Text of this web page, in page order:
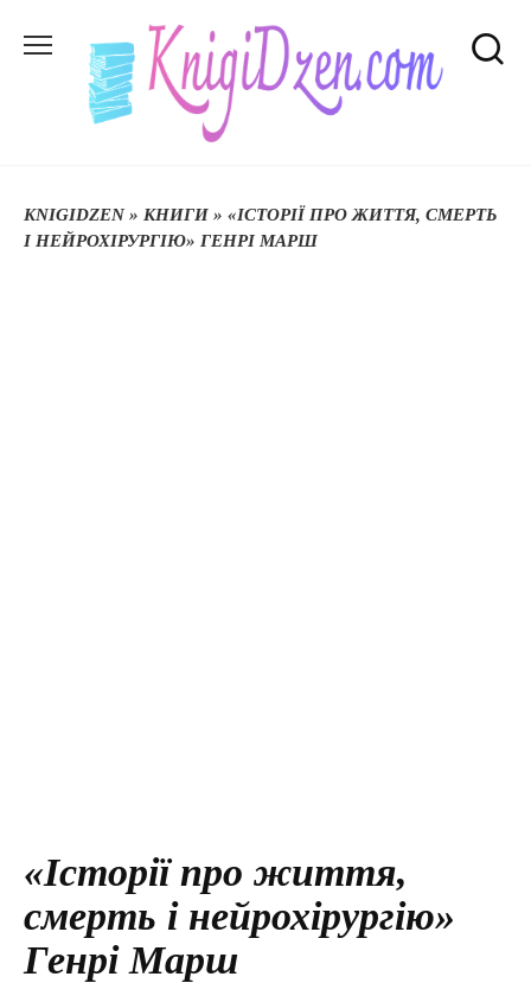
до
KNIGIDZEN» КНИГИ » «ІСТОРІЇ ПРО ЖИТТЯ, СМЕРТЬ
І НЕЙРОХІРУРГІЮ» ГЕНРІ МАРШ
«Історії про життя,
смерть і нейрохірургію»
Генрі Марш